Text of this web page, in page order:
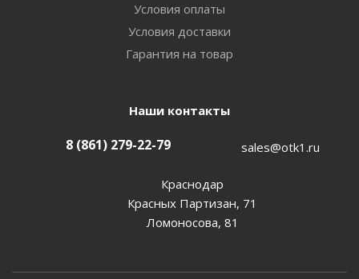
Условия оплаты
Условия доставки
Гарантия на товар
Наши контакты
8 (861) 279-22-79 sales@otk1.ru
Краснодар
Красных Партизан, 71
Ломоносова, 81